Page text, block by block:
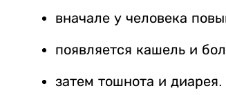
вначале у человека
появляется кашель и
затем тошнота и диарея.